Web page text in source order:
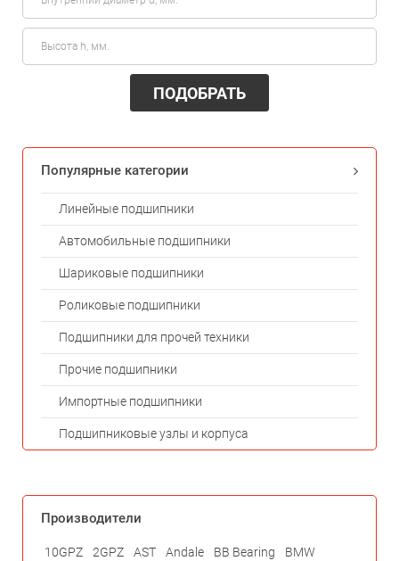
ПОДОБРАТЬ
Популярные категории
Линейные подшипники
Автомобильные подшипники
Шариковые подшипники
Роликовые подшипники
Подшипники для прочей техники
Прочие подшипники
Импортные подшипники
Подшипниковые узлы и корпуса
Производители
10GPZ 2GPZ AST Andale BB Bearing
BMW